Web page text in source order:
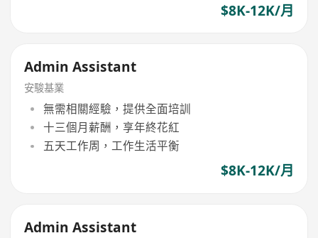
$8K-12K/月
Admin Assistant
安駿基業
無需相關經驗，提供全面培訓
十三個月薪酬，享年終花紅
五天工作周，工作生活平衡
$8K-12K/月
Admin Assistant